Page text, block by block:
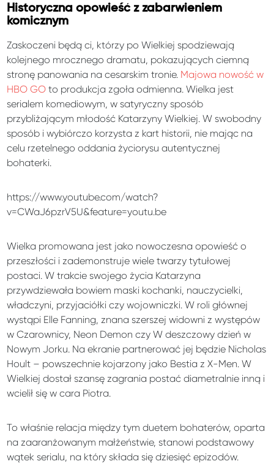
Historyczna opowieść z zabarwieniem
komicznym
Zaskoczeni będą ci, którzy po Wielkiej spodziewają
kolejnego mrocznego dramatu, pokazujących ciemną
stronę panowania na cesarskim tronie. Majowa nowość w
HBO GO to produkcja zgoła odmienna. Wielka jest
serialem komediowym, w satyryczny sposób
przybliżającym młodość Katarzyny Wielkiej. W swobodny
sposób i wybiórczo korzysta z kart historii, nie mając na
celu rzetelnego oddania życiorysu autentycznej
bohaterki.
https://www.youtube.com/watch?
v=CWaJ6pzrV5U&feature=youtu.be
Wielka promowana jest jako nowoczesna opowieść o
przeszłości i zademonstruje wiele twarzy tytułowej
postaci. W trakcie swojego życia Katarzyna
przywdziewała bowiem maski kochanki, nauczycielki,
władczyni, przyjaciółki czy wojowniczki. W roli głównej
wystąpi Elle Fanning, znana szerszej widowni z występów
w Czarownicy, Neon Demon czy W deszczowy dzień w
Nowym Jorku. Na ekranie partnerować jej będzie Nicholas
Hoult – powszechnie kojarzony jako Bestia z X-Men. W
Wielkiej dostał szansę zagrania postać diametralnie inną i
wcielił się w cara Piotra.
To właśnie relacja między tym duetem bohaterów, oparta
na zaaranżowanym małżeństwie, stanowi podstawowy
wątek serialu, na który składa się dziesięć epizodów.